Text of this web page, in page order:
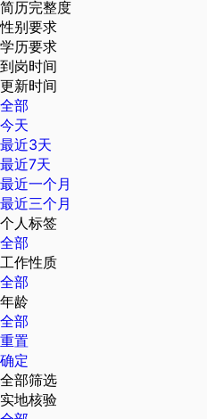
简历完整度
性别要求
学历要求
到岗时间
更新时间
全部
今天
最近3天
最近7天
最近一个月
最近三个月
个人标签
全部
工作性质
全部
年龄
全部
重置
确定
全部筛选
实地核验